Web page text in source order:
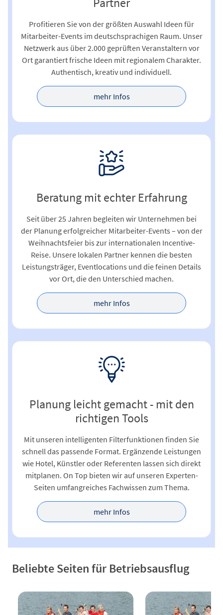
Profitieren Sie von der größten Auswahl Ideen für
Mitarbeiter-Events im deutschsprachigen Raum. Unser
Netzwerk aus über 2.000 geprüften Veranstaltern vor
Ort garantiert frische Ideen mit regionalem Charakter.
Authentisch, kreativ und individuell.
mehr Infos
Beratung mit echter Erfahrung
Seit über 25 Jahren begleiten wir Unternehmen bei
der Planung erfolgreicher Mitarbeiter-Events – von der
Weihnachtsfeier bis zur internationalen Incentive-
Reise. Unsere lokalen Partner kennen die besten
Leistungsträger, Eventlocations und die feinen Details
vor Ort, die den Unterschied machen.
mehr Infos
Planung leicht gemacht - mit den
richtigen Tools
Mit unseren intelligenten Filterfunktionen finden Sie
schnell das passende Format. Ergänzende Leistungen
wie Hotel, Künstler oder Referenten lassen sich direkt
mitplanen. On Top bieten wir auf unseren Experten-
Seiten umfangreiches Fachwissen zum Thema.
mehr Infos
Beliebte Seiten für Betriebsausflug